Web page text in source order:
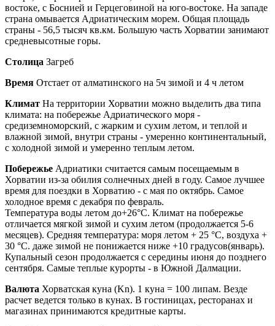
востоке, с Боснией и Герцеговиной на юго-востоке. На западе
страна омывается Адриатическим морем. Общая площадь
страны - 56,5 тысяч кв.км. Большую часть Хорватии занимают
средневысотные горы.
Столица Загреб
Время Отстает от алматинского на 5ч зимой и 4 ч летом
Климат На территории Хорватии можно выделить два типа
климата: на побережье Адриатического моря -
средиземноморский, с жарким и сухим летом, и теплой и
влажной зимой, внутри страны - умеренно континентальный,
с холодной зимой и умеренно теплым летом.
Побережье Адриатики считается самым посещаемым в
Хорватии из-за обилия солнечных дней в году. Самое лучшее
время для поездки в Хорватию - с мая по октябрь. Самое
холодное время с декабря по февраль.
Температура воды летом до+26°С. Климат на побережье
отличается мягкой зимой и сухим летом (продолжается 5-6
месяцев). Средняя температура: моря летом + 25 °C, воздуха +
30 °C. даже зимой не понижается ниже +10 градусов(январь).
Купальный сезон продолжается с середины июня до позднего
сентября. Самые теплые курорты - в Южной Далмации.
Валюта Хорватская куна (Kn). 1 куна = 100 липам. Везде
расчет ведется только в кунах. В гостиницах, ресторанах и
магазинах принимаются кредитные карты.